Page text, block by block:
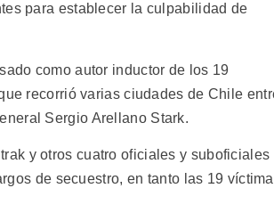
para establecer la culpabilidad de
como autor inductor de los 19
recorrió varias ciudades de Chile
Sergio Arellano Stark.
y otros cuatro oficiales y suboficiales
de secuestro, en tanto las 19